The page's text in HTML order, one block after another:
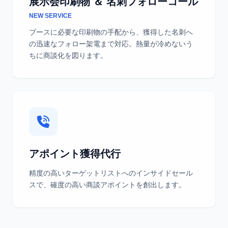
NEW SERVICE
ブースに必要な印刷物の手配から、獲得した名刺へ
の迅速なフォロー架電まで対応。熱量が冷めないう
ちに商談化を図ります。
アポイント獲得代行
精度の高いターゲットリストへのインサイドセール
スで、確度の高い商談アポイントを創出します。